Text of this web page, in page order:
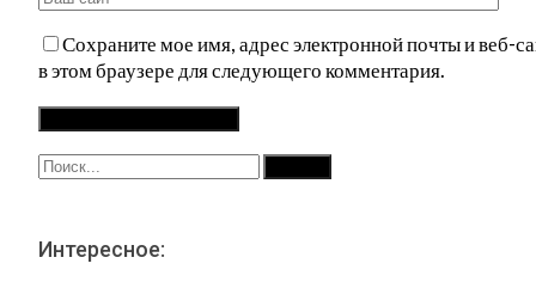
Сохраните мое имя, адрес электронной почты и веб-
в этом браузере для следующего комментария.
Интересное: